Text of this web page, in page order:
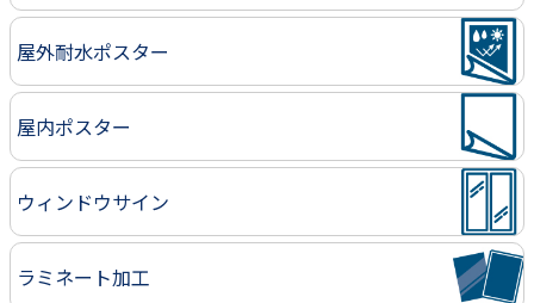
屋外耐水ポスター
屋内ポスター
ウィンドウサイン
ラミネート加工